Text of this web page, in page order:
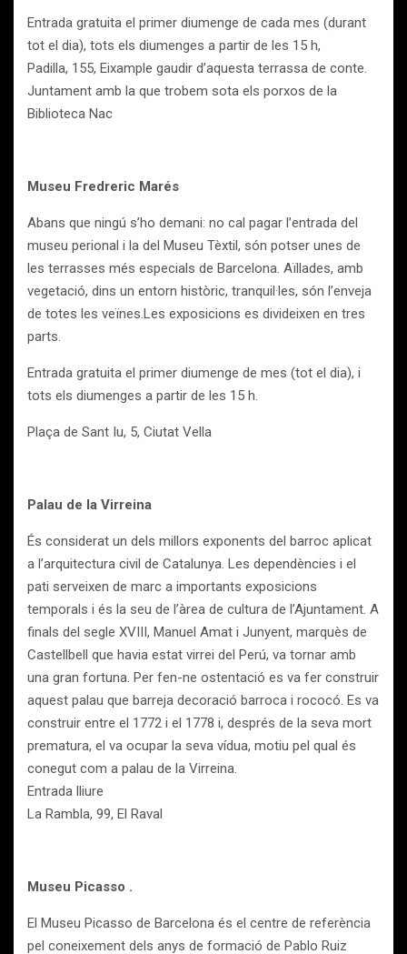
Entrada gratuita el primer diumenge de cada mes (durant
tot el dia), tots els diumenges a partir de les 15 h,
Padilla, 155, Eixample gaudir d’aquesta terrassa de conte.
Juntament amb la que trobem sota els porxos de la
Biblioteca Nac
Museu Fredreric Marés
Abans que ningú s’ho demani: no cal pagar l’entrada del
museu perional i la del Museu Tèxtil, són potser unes de
les terrasses més especials de Barcelona. Aïllades, amb
vegetació, dins un entorn històric, tranquil·les, són l’enveja
de totes les veïnes.Les exposicions es divideixen en tres
parts.
Entrada gratuita el primer diumenge de mes (tot el dia), i
tots els diumenges a partir de les 15 h.
Plaça de Sant Iu, 5, Ciutat Vella
Palau de la Virreina
És considerat un dels millors exponents del barroc aplicat
a l’arquitectura civil de Catalunya. Les dependències i el
pati serveixen de marc a importants exposicions
temporals i és la seu de l’àrea de cultura de l’Ajuntament. A
finals del segle XVIII, Manuel Amat i Junyent, marquès de
Castellbell que havia estat virrei del Perú, va tornar amb
una gran fortuna. Per fen-ne ostentació es va fer construir
aquest palau que barreja decoració barroca i rococó. Es va
construir entre el 1772 i el 1778 i, després de la seva mort
prematura, el va ocupar la seva vídua, motiu pel qual és
conegut com a palau de la Virreina.
Entrada lliure
La Rambla, 99, El Raval
Museu Picasso .
El Museu Picasso de Barcelona és el centre de referència
pel coneixement dels anys de formació de Pablo Ruiz